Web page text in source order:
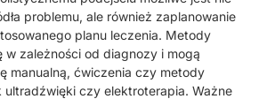
problemu, ale również zaplanowanie
planu leczenia. Metody
w zależności od diagnozy i mogą
manualną, ćwiczenia czy metody
ultradźwięki czy elektroterapia. Ważne